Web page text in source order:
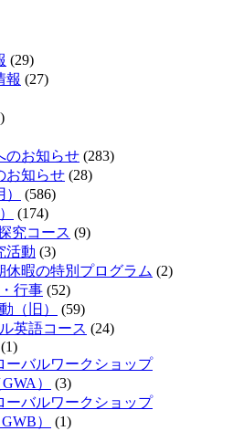
(29)
報 (27)
のお知らせ (283)
お知らせ (28)
(586)
(174)
究コース (9)
活動 (3)
休暇の特別プログラム (2)
行事 (52)
（旧）
(59)
英語コース (24)
(1)
ーバルワークショップ
）
(3)
ーバルワークショップ
）
(1)